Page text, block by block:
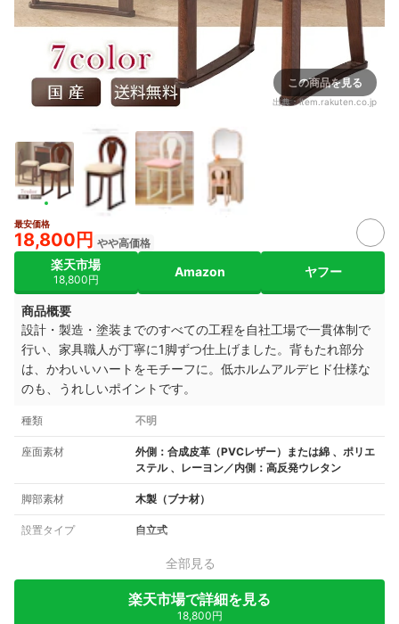
この商品を見る
出典：item.rakuten.co.jp
最安価格
18,800円 やや高価格
楽天市場
18,800円
Amazon ヤフー
商品概要
設計・製造・塗装までのすべての工程を自社工場で一貫体制で
行い、家具職人が丁寧に1脚ずつ仕上げました。背もたれ部分
は、かわいいハートをモチーフに。低ホルムアルデヒド仕様な
のも、うれしいポイントです。
種類 不明
座面素材
外側：合成皮革（PVCレザー）または綿 、ポリエ
ステル 、レーヨン／内側：高反発ウレタン
脚部素材 木製（ブナ材）
設置タイプ 自立式
全部見る
楽天市場で詳細を見る
18,800円